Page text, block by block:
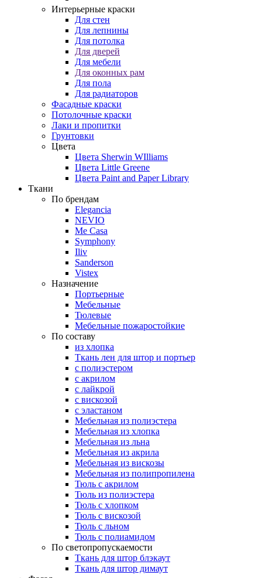
Интерьерные краски
Для стен
Для лепнины
Для потолка
Для дверей
Для мебели
Для оконных рам
Для пола
Для радиаторов
Фасадные краски
Потолочные краски
Лаки и пропитки
Грунтовки
Цвета
Цвета Sherwin WIlliams
Цвета Little Greene
Цвета Paint and Paper Library
Ткани
По брендам
Elegancia
NEVIO
Me Casa
Symphony
Iliv
Sanderson
Vistex
Назначение
Портьерные
Мебельные
Тюлевые
Мебельные пожаростойкие
По составу
из хлопка
Ткань лен для штор и портьер
с полиэстером
с акрилом
с лайкрой
с вискозой
с эластаном
Мебельная из полиэстера
Мебельная из хлопка
Мебельная из льна
Мебельная из акрила
Мебельная из вискозы
Мебельная из полипропилена
Тюль с акрилом
Тюль из полиэстера
Тюль с хлопком
Тюль с вискозой
Тюль с льном
Тюль с полиамидом
По светопропускаемости
Ткань для штор блэкаут
Ткань для штор димаут